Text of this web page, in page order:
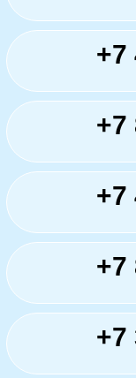
+7
+7
+7
+7
+7